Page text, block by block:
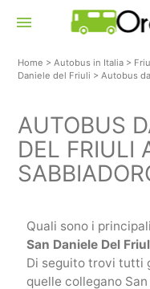
menu
Home >Autobus in Italia >
Daniele del Friuli >Autobus
AUTOBUS
DEL FRIULI
Quali sono i principali
San Daniele Del
Di seguito trovi tutti
quelle collegano